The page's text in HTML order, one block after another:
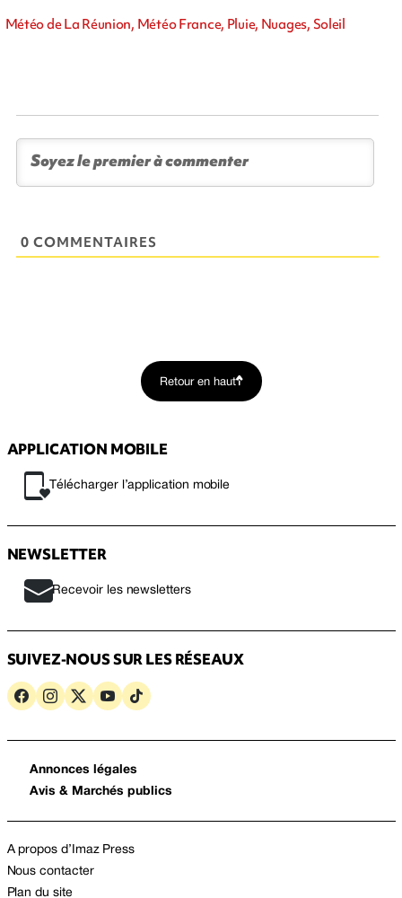
Météo de La Réunion, Météo France, Pluie, Nuages, Soleil
0 COMMENTAIRES
Retour en haut
APPLICATION MOBILE
Télécharger l’application mobile
NEWSLETTER
Recevoir les newsletters
SUIVEZ-NOUS SUR LES RÉSEAUX
Annonces légales
Avis & Marchés publics
A propos d’Imaz Press
Nous contacter
Plan du site